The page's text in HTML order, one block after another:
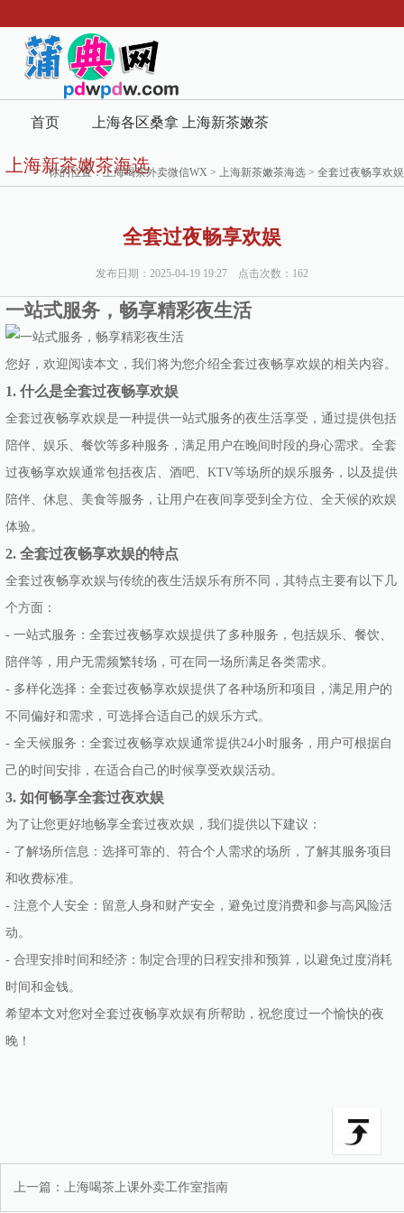
首页 上海各区桑拿
419论坛
上海新茶嫩茶
海选
上海新茶嫩茶海选
你的位置：上海喝茶外卖微信WX > 上海新茶嫩茶海选 > 全套过夜畅享欢娱
全套过夜畅享欢娱
发布日期：2025-04-19 19:27 点击次数：162
一站式服务，畅享精彩夜生活
您好，欢迎阅读本文，我们将为您介绍全套过夜畅享欢娱的相关内容。
1. 什么是全套过夜畅享欢娱
全套过夜畅享欢娱是一种提供一站式服务的夜生活享受，通过提供包括
陪伴、娱乐、餐饮等多种服务，满足用户在晚间时段的身心需求。全套
过夜畅享欢娱通常包括夜店、酒吧、KTV等场所的娱乐服务，以及提供
陪伴、休息、美食等服务，让用户在夜间享受到全方位、全天候的欢娱
体验。
2. 全套过夜畅享欢娱的特点
全套过夜畅享欢娱与传统的夜生活娱乐有所不同，其特点主要有以下几
个方面：
- 一站式服务：全套过夜畅享欢娱提供了多种服务，包括娱乐、餐饮、
陪伴等，用户无需频繁转场，可在同一场所满足各类需求。
- 多样化选择：全套过夜畅享欢娱提供了各种场所和项目，满足用户的
不同偏好和需求，可选择合适自己的娱乐方式。
- 全天候服务：全套过夜畅享欢娱通常提供24小时服务，用户可根据自
己的时间安排，在适合自己的时候享受欢娱活动。
3. 如何畅享全套过夜欢娱
为了让您更好地畅享全套过夜欢娱，我们提供以下建议：
- 了解场所信息：选择可靠的、符合个人需求的场所，了解其服务项目
和收费标准。
- 注意个人安全：留意人身和财产安全，避免过度消费和参与高风险活
动。
- 合理安排时间和经济：制定合理的日程安排和预算，以避免过度消耗
时间和金钱。
希望本文对您对全套过夜畅享欢娱有所帮助，祝您度过一个愉快的夜
晚！
上一篇： 上海喝茶上课外卖工作室指南